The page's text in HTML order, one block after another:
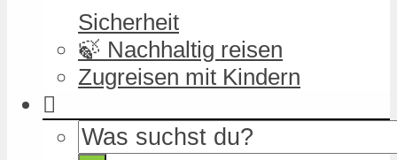
Sicherheit
🍃 Nachhaltig reisen
Zugreisen mit Kindern